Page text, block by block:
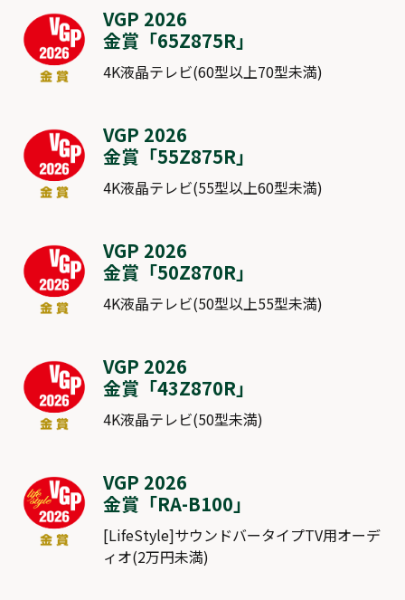
VGP 2026
金賞「65Z875R」
4K液晶テレビ(60型以上70型未満)
VGP 2026
金賞「55Z875R」
4K液晶テレビ(55型以上60型未満)
VGP 2026
金賞「50Z870R」
4K液晶テレビ(50型以上55型未満)
VGP 2026
金賞「43Z870R」
4K液晶テレビ(50型未満)
VGP 2026
金賞「RA-B100」
[LifeStyle]サウンドバータイプTV用オーデ
ィオ(2万円未満)